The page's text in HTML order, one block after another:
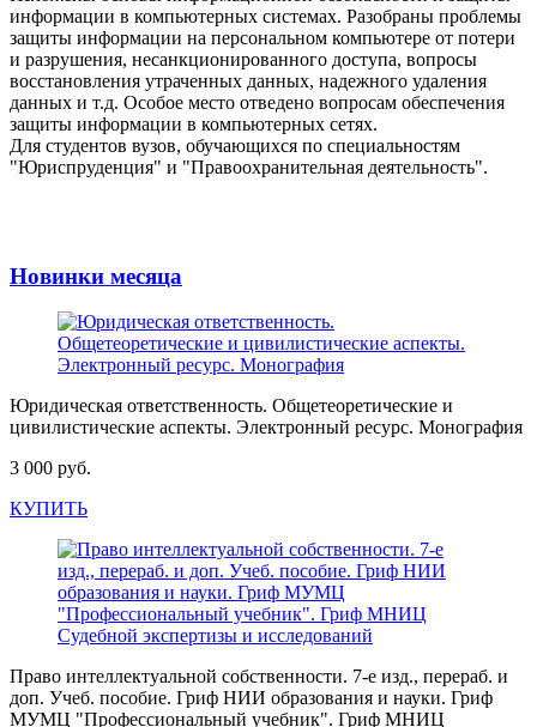
информации в компьютерных системах. Разобраны проблемы
защиты информации на персональном компьютере от потери
и разрушения, несанкционированного доступа, вопросы
восстановления утраченных данных, надежного удаления
данных и т.д. Особое место отведено вопросам обеспечения
защиты информации в компьютерных сетях.
Для студентов вузов, обучающихся по специальностям
"Юриспруденция" и "Правоохранительная деятельность".
Новинки месяца
Юридическая ответственность. Общетеоретические и
цивилистические аспекты. Электронный ресурс. Монография
3 000 руб.
КУПИТЬ
Право интеллектуальной собственности. 7-е изд., перераб. и
доп. Учеб. пособие. Гриф НИИ образования и науки. Гриф
МУМЦ "Профессиональный учебник". Гриф МНИЦ